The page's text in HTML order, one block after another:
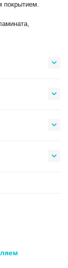
покрытием.